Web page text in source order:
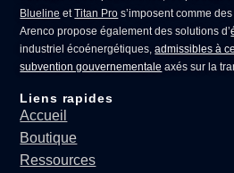
Blueline etTitan Pro s’imposent comme
Arenco propose également des solutions d’
industriel écoénergétiques,admissibles à
subvention gouvernementale axés sur la
Liens rapides
Accueil
Boutique
Ressources